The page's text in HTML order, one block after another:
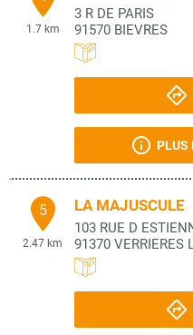
1.7 km
3 R DE PARIS
91570 BIEVRES
PLUS
5
2.47 km
LA MAJUSCULE
103 RUE D
91370 VERRIERES